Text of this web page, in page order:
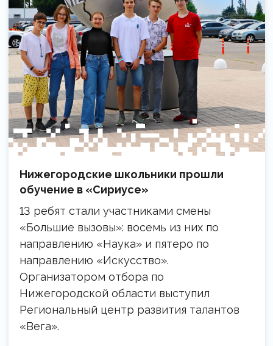
Нижегородские школьники прошли
обучение в «Сириусе»
13 ребят стали участниками смены
«Большие вызовы»: восемь из них по
направлению «Наука» и пятеро по
направлению «Искусство».
Организатором отбора по
Нижегородской области выступил
Региональный центр развития талантов
«Вега».